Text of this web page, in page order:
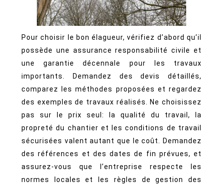
Pour choisir le bon élagueur, vérifiez d’abord qu’il
possède une assurance responsabilité civile et
une garantie décennale pour les travaux
importants. Demandez des devis détaillés,
comparez les méthodes proposées et regardez
des exemples de travaux réalisés. Ne choisissez
pas sur le prix seul: la qualité du travail, la
propreté du chantier et les conditions de travail
sécurisées valent autant que le coût. Demandez
des références et des dates de fin prévues, et
assurez-vous que l’entreprise respecte les
normes locales et les règles de gestion des